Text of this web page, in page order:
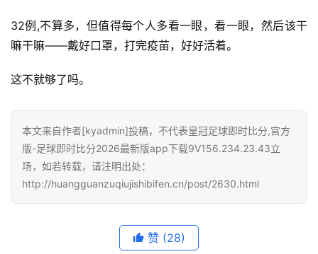
32例,不算多，但值得每个人多看一眼，看一眼，然后该干
嘛干嘛——戴好口罩，打完疫苗，好好活着。
这不就够了吗。
本文来自作者[kyadmin]投稿，不代表皇冠足球即时比分,官方
版-足球即时比分2026最新版app下载9V156.234.23.43立
场，如若转载，请注明出处：
http://huangguanzuqiujishibifen.cn/post/2630.html
赞 (28)